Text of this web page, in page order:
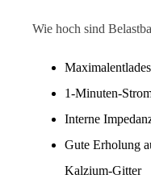
Wie hoch sind
1-Minuten-
Interne
Gute Erholung
Kalzium-Gitter